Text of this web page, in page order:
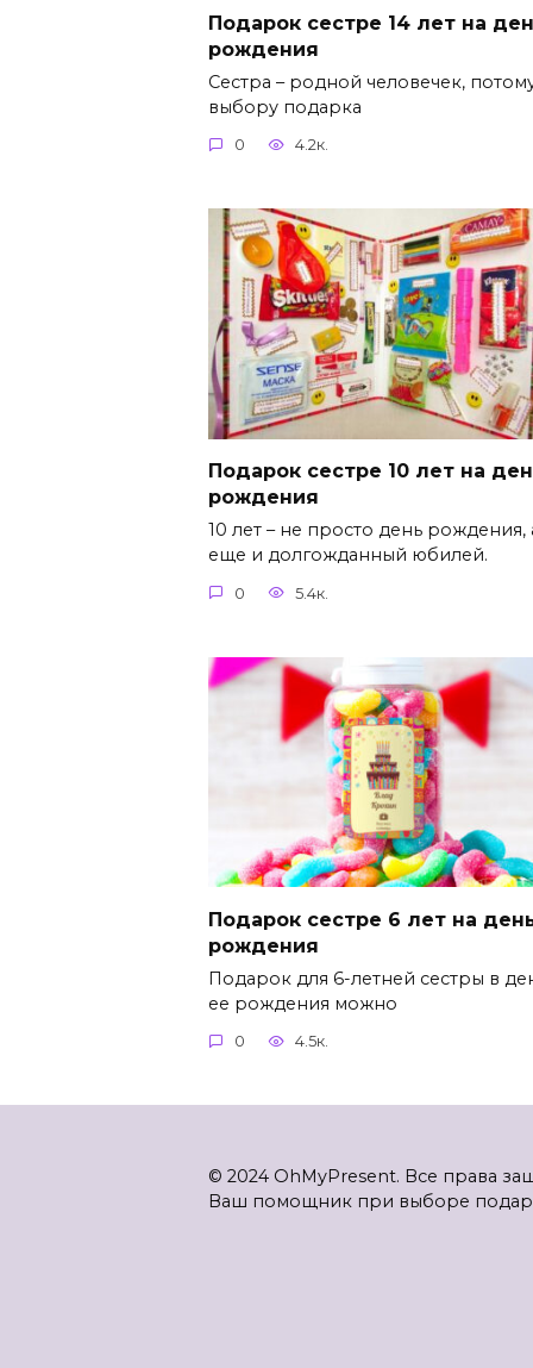
Подарок сестре 14 лет на
рождения
Сестра – родной человечек,
выбору подарка
0 4.2к.
Подарок сестре 10 лет на
рождения
10 лет – не просто день рождения,
еще и долгожданный юбилей.
0 5.4к.
Подарок сестре 6 лет на
рождения
Подарок для 6-летней сестры в
ее рождения можно
0 4.5к.
© 2024 OhMyPresent. Все права
Ваш помощник при выборе